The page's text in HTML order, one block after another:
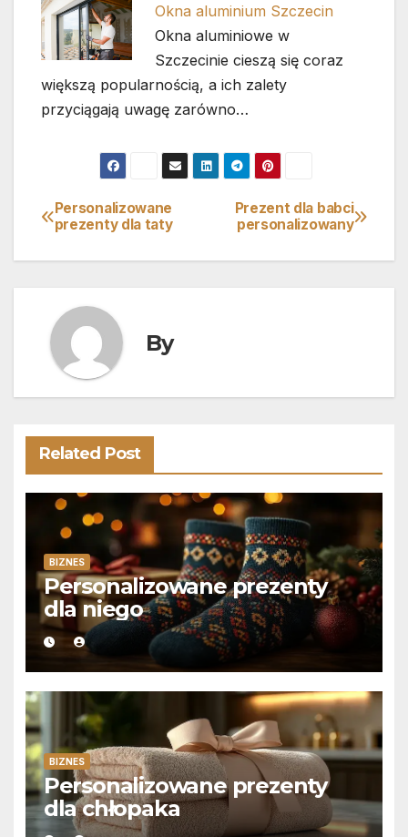
Okna aluminium Szczecin
Okna aluminiowe w
Szczecinie cieszą się coraz
większą popularnością, a ich zalety
przyciągają uwagę zarówno…
Nawigacja
wpisu
Prezent dla babci
personalizowany
Personalizowane
prezenty dla taty
By
Related Post
BIZNES
Personalizowane prezenty
dla niego
BIZNES
Personalizowane prezenty
dla chłopaka